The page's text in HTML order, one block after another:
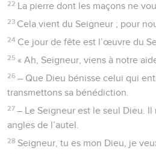
22 La pierre dont les maçons ne
23 Cela vient du Seigneur ; pour
24 Ce jour de fête est l’œuvre du
25 « Ah, Seigneur, viens à notre
26 – Que Dieu bénisse celui qui
transmettons sa bénédiction.
27 – Le Seigneur est le seul Dieu.
angles de l’autel.
28 Seigneur, tu es mon Dieu, je